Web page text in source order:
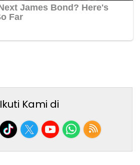
Ikuti Kami di